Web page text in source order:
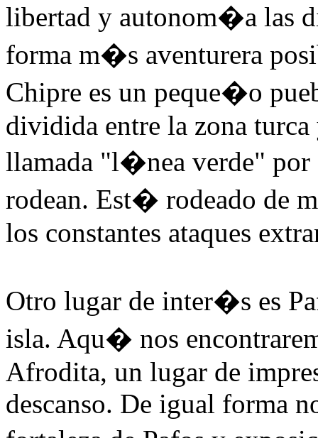
libertad y autonom�a las
forma m�s aventurera
Chipre es un peque�o
dividida entre la zona
llamada "l�nea verde" por
rodean. Est� rodeado de
los constantes ataques
Otro lugar de inter�s es
isla. Aqu� nos
Afrodita, un lugar de
descanso. De igual forma